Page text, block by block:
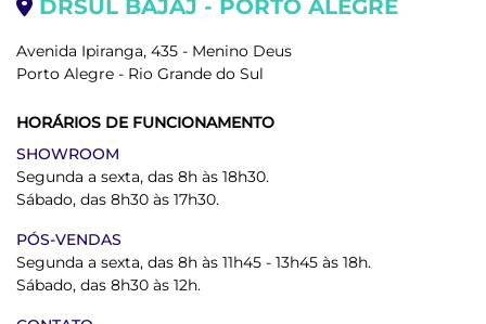
DRSUL BAJAJ - PORTO ALEGRE
Avenida Ipiranga, 435 - Menino Deus
Porto Alegre - Rio Grande do Sul
HORÁRIOS DE FUNCIONAMENTO
SHOWROOM
Segunda a sexta, das 8h às 18h30.
Sábado, das 8h30 às 17h30.
PÓS-VENDAS
Segunda a sexta, das 8h às 11h45 - 13h45 às 18h.
Sábado, das 8h30 às 12h.